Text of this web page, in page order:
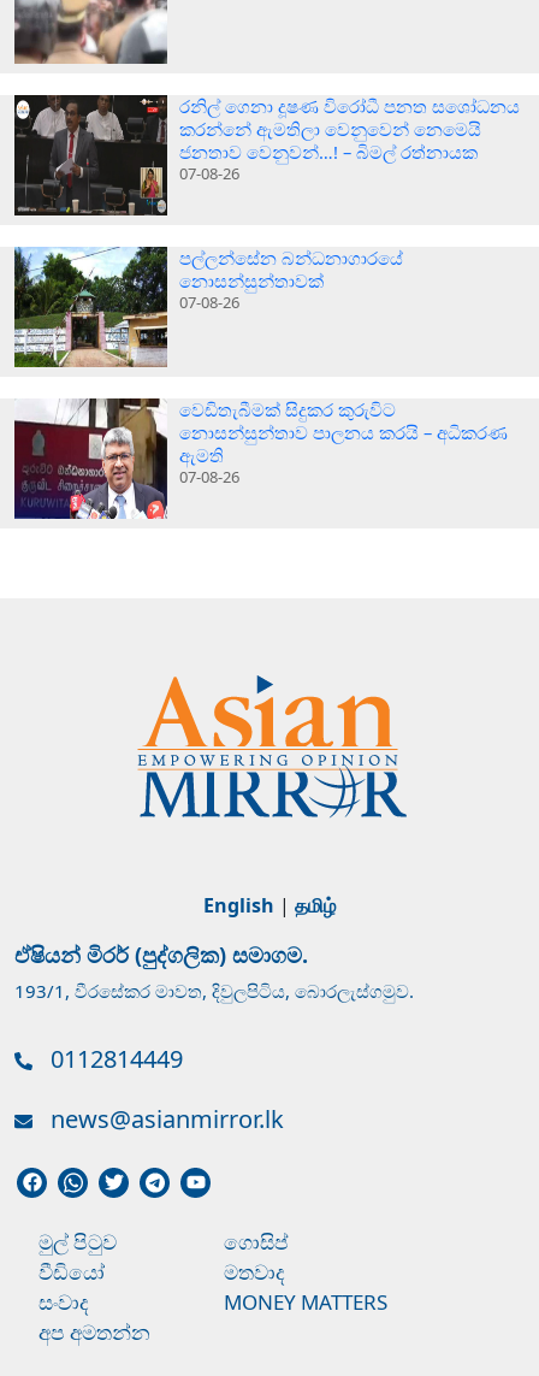
රනිල් ගෙනා දූෂණ විරෝධී පනත සශෝධනය
කරන්නේ ඇමතිලා වෙනුවෙන් නෙමෙයි
ජනතාව වෙනුවන්…! – බිමල් රත්නායක
07-08-26
පල්ලන්සේන බන්ධනාගාරයේ
නොසන්සුන්තාවක්
07-08-26
වෙඩිතැබීමක් සිදුකර කුරුවිට
නොසන්සුන්තාව පාලනය කරයි – අධිකරණ
ඇමති
07-08-26
English | தமிழ்
ඒෂියන් මිරර් (පුද්ගලික) සමාගම.
193/1, වීරසේකර මාවත, දිවුලපිටිය, බොරලැස්ගමුව.
0112814449
news@asianmirror.lk
මුල් පිටුව
ගොසිප්
වීඩියෝ
මතවාද
සංවාද
MONEY MATTERS
අප අමතන්න